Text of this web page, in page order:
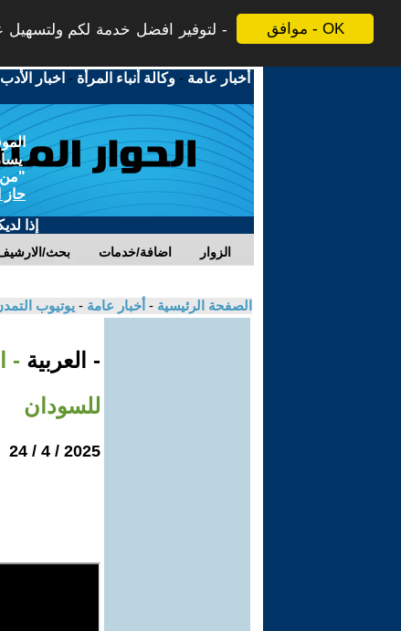
موافق - OK
لتوفير افضل خدمة لكم ولتسهيل
أخبار عامة -وكالة أنباء المرأة - اخبار
"من
حاز
إذا
بحث/ اضافة/خدمات الزوار
الصفحة الرئيسية - أخبار عامة - يوتيوب
- العربية -
للسودان
2025 / 4 / 24